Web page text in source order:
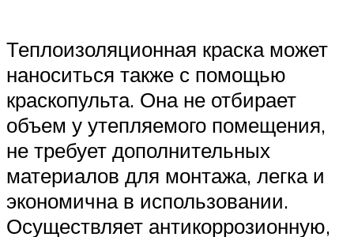
Теплоизоляционная краска может
наноситься также с помощью
краскопульта. Она не отбирает
объем у утепляемого помещения,
не требует дополнительных
материалов для монтажа, легка и
экономична в использовании.
Осуществляет антикоррозионную,